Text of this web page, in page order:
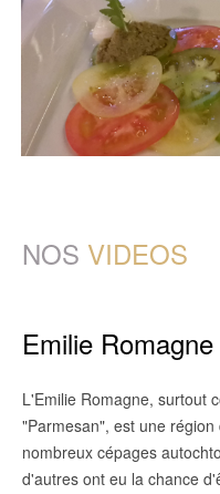
NOS VIDEOS
Emilie Romagne
L'Emilie Romagne, surtout
"Parmesan", est une
nombreux cépages
d'autres ont eu la chance